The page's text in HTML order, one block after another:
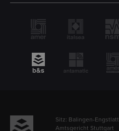
Sitz: Balingen-Engstlatt
Amtsgericht Stuttgart